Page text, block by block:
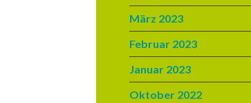
März 2023
Februar 2023
Januar 2023
Oktober 2022